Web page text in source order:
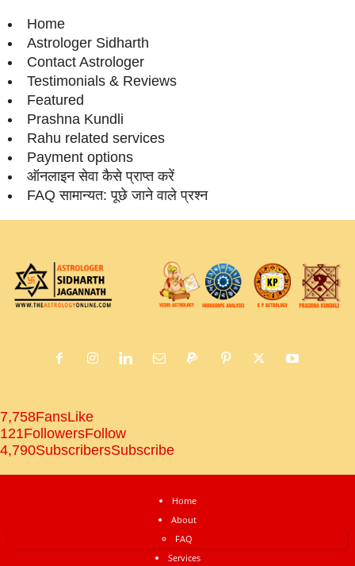
Home
Astrologer Sidharth
Contact Astrologer
Testimonials & Reviews
Featured
Prashna Kundli
Rahu related services
Payment options
ऑनलाइन सेवा कैसे प्राप्‍त करें
FAQ सामान्‍यत: पूछे जाने वाले प्रश्‍न
7,758FansLike
121FollowersFollow
4,790SubscribersSubscribe
Home
About
FAQ
Services